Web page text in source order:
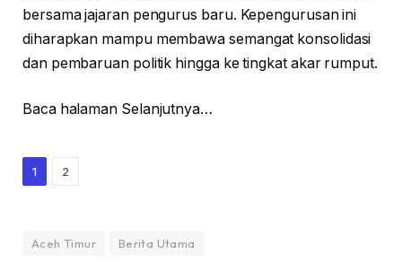
bersama jajaran pengurus baru. Kepengurusan ini
diharapkan mampu membawa semangat konsolidasi
dan pembaruan politik hingga ke tingkat akar rumput.
Baca halaman Selanjutnya…
1 2
Aceh Timur Berita Utama